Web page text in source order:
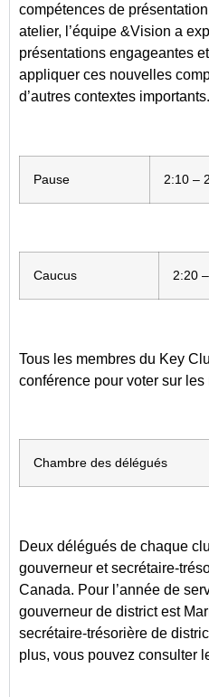
compétences de
atelier, l’équipe &Vision a
présentations engageantes
appliquer ces nouvelles
d’autres contextes importants.
Pause 2:10 –
Caucus 2:20
Tous les membres du Key
conférence pour voter sur
Chambre des délégués
Deux délégués de chaque
gouverneur et secrétaire-
Canada. Pour l’année de
gouverneur de district est
secrétaire-trésorière de
plus, vous pouvez consulter